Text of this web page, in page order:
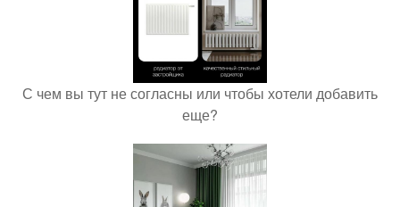
С чем вы тут не согласны или чтобы хотели добавить
еще?